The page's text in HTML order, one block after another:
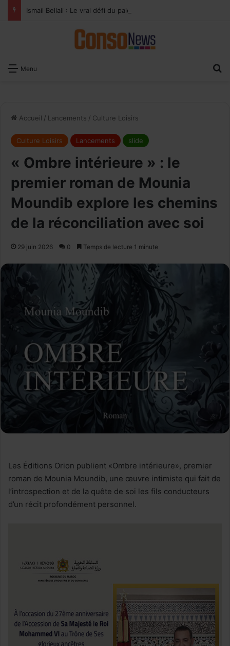
Menu
Accueil / Lancements / Culture Loisirs
Culture Loisirs Lancements slide
« Ombre intérieure » : le
premier roman de Mounia
Moundib explore les chemins
de la réconciliation avec soi
29 juin 2026 0 Temps de lecture 1 minute
Les Éditions Orion publient «Ombre intérieure», premier
roman de Mounia Moundib, une œuvre intimiste qui fait de
l’introspection et de la quête de soi les fils conducteurs
d’un récit profondément personnel.
Recevoir notre